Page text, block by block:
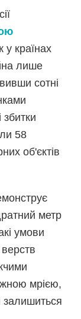
у країнах
лише
сотні
58
об'єктів
метр
умови
мрією,
залишиться